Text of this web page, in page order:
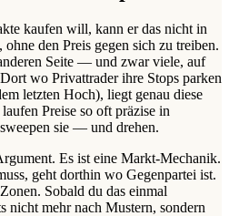
kaufen will, kann er das nicht in
den Preis gegen sich zu treiben.
Seite — und zwar viele, auf
wo Privattrader ihre Stops parken
letzten Hoch), liegt genau diese
Preise so oft präzise in
sie — und drehen.
Es ist eine Markt-Mechanik.
geht dorthin wo Gegenpartei ist.
Sobald du das einmal
nicht mehr nach Mustern, sondern